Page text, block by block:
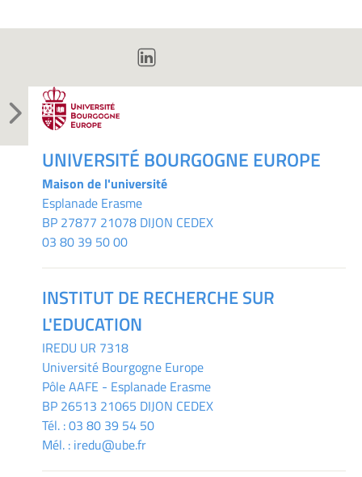
UNIVERSITÉ BOURGOGNE EUROPE
Maison de l'université
Esplanade Erasme
BP 27877 21078 DIJON CEDEX
03 80 39 50 00
INSTITUT DE RECHERCHE SUR
L'EDUCATION
IREDU UR 7318
Université Bourgogne Europe
Pôle AAFE - Esplanade Erasme
BP 26513 21065 DIJON CEDEX
Tél. :03 80 39 54 50
Mél. : iredu@ube.fr